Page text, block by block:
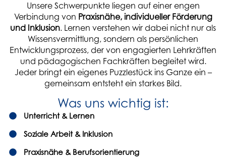
Unsere Schwerpunkte liegen auf einer engen
Verbindung von Praxisnähe, individueller Förderung
und Inklusion. Lernen verstehen wir dabei nicht nur als
Wissensvermittlung, sondern als persönlichen
Entwicklungsprozess, der von engagierten Lehrkräften
und pädagogischen Fachkräften begleitet wird.
Jeder bringt ein eigenes Puzzlestück ins Ganze ein –
gemeinsam entsteht ein starkes Bild.
Was uns wichtig ist:
Unterricht & Lernen
Soziale Arbeit & Inklusion
Praxisnähe & Berufsorientierung